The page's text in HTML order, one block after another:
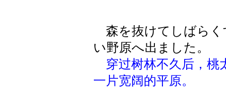
森を抜けてしばらく
い野原へ出ました。
穿过树林不久后，桃
一片宽阔的平原。